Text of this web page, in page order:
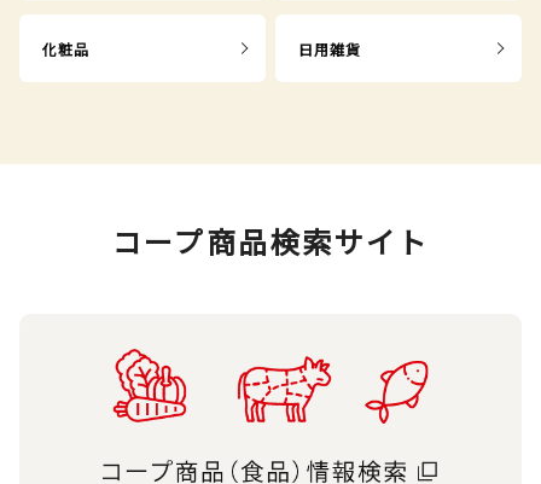
化粧品 日用雑貨
コープ商品検索サイト